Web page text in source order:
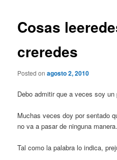
Cosas
creredes
Posted onagosto 2, 2010
Debo admitir que a veces soy
Muchas veces doy por sentado
no va a pasar de ninguna manera.
Tal como la palabra lo indica,